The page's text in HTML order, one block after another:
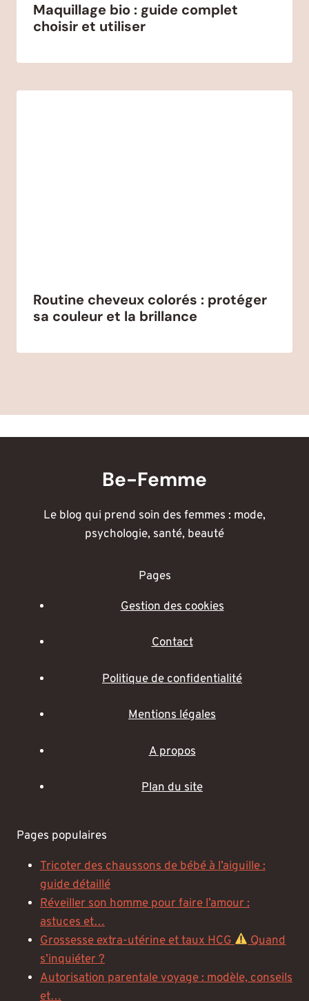
Maquillage bio : guide complet
choisir et utiliser
Routine cheveux colorés : protéger
sa couleur et la brillance
Be-Femme
Le blog qui prend soin des femmes : mode,
psychologie, santé, beauté
Pages
Gestion des cookies
Contact
Politique de confidentialité
Mentions légales
A propos
Plan du site
Pages populaires
Tricoter des chaussons de bébé à l’aiguille :
guide détaillé
Réveiller son homme pour faire l’amour :
astuces et…
Grossesse extra-utérine et taux HCG
Quand
s’inquiéter ?
Autorisation parentale voyage : modèle, conseils
et…